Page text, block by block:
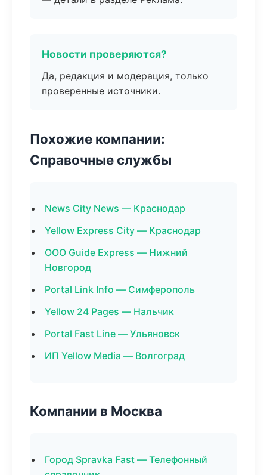
Новости проверяются?
Да, редакция и модерация, только
проверенные источники.
Похожие компании:
Справочные службы
News City News — Краснодар
Yellow Express City — Краснодар
ООО Guide Express — Нижний
Новгород
Portal Link Info — Симферополь
Yellow 24 Pages — Нальчик
Portal Fast Line — Ульяновск
ИП Yellow Media — Волгоград
Компании в Москва
Город Spravka Fast — Телефонный